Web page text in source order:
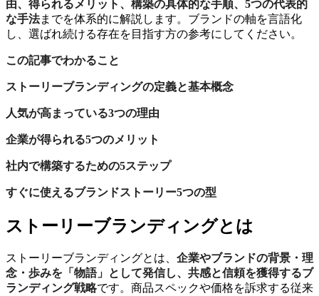
由、得られるメリット、構築の具体的な手順、5つの代表的
な手法までを体系的に解説します。ブランドの軸を言語化
し、選ばれ続ける存在を目指す方の参考にしてください。
この記事でわかること
ストーリーブランディングの定義と基本概念
人気が高まっている3つの理由
企業が得られる5つのメリット
社内で構築するための5ステップ
すぐに使えるブランドストーリー5つの型
ストーリーブランディングとは
ストーリーブランディングとは、 企業やブランドの背景・理
念・歩みを「物語」として発信し、共感と信頼を獲得するブ
ランディング戦略です。商品スペックや価格を訴求する従来